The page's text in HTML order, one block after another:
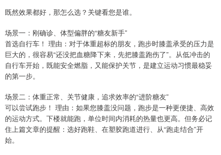
既然效果都好，那怎么选？关键看您是谁。
场景一：刚确诊、体型偏胖的“糖友新手”
首选自行车！ 理由：对于体重超标的朋友，跑步时膝盖承受的压力是
巨大的，很容易“还没把血糖降下来，先把膝盖跑伤了”。从低冲击的
自行车开始，既能安全燃脂，又能保护关节，是建立运动习惯最稳妥
的第一步。
场景二：体重正常、关节健康，追求效率的“进阶糖友”
可以尝试跑步！ 理由：如果您膝盖没问题，跑步是一种更便捷、高效
的运动方式。下楼就能跑，单位时间内消耗的热量也更高。但务必记
住上篇文章的提醒：选好跑鞋、在塑胶跑道进行、从“跑走结合”开
始。